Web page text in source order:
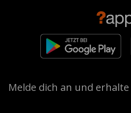
Melde dich an und erhalte